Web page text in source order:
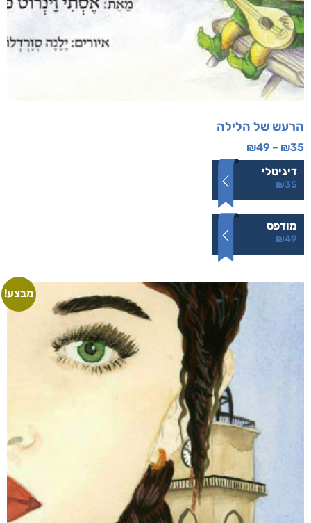
הרעש של הלילה
₪35
–
₪49
דיגיטלי
₪35
מודפס
₪49
מבצע!